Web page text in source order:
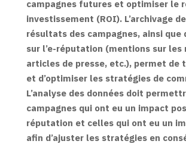
campagnes futures et optimiser le
investissement (ROI). L’archivage
résultats des campagnes, ainsi que
sur l’e-réputation (mentions sur les
articles de presse, etc.), permet de
et d’optimiser les stratégies de
L’analyse des données doit
campagnes qui ont eu un impact
réputation et celles qui ont eu un
afin d’ajuster les stratégies en